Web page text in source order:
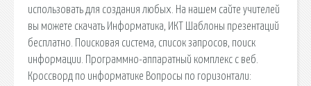
использовать для создания любых. На нашем сайте учителей
вы можете скачать Информатика, ИКТ Шаблоны презентаций
бесплатно. Поисковая сиcтема, список запросов, поиск
информации. Программно-аппаратный комплекс с веб.
Кроссворд по информатике Вопросы по горизонтали: